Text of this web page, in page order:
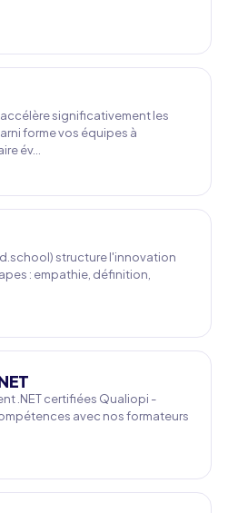
significativement les
forme vos équipes à
év…
structure l'innovation
: empathie, définition,
.NET certifiées Qualiopi -
avec nos formateurs